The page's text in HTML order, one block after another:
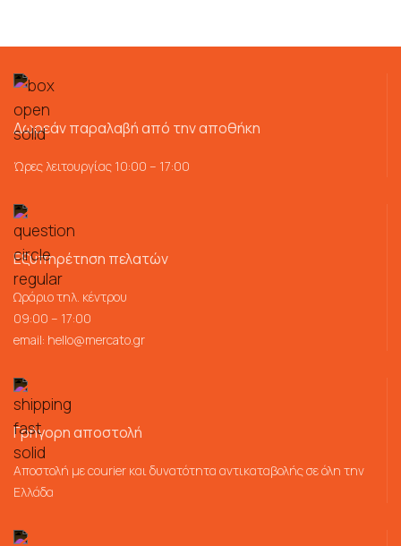
Δωρεάν παραλαβή από την αποθήκη
Ώρες λειτουργίας 10:00 – 17:00
Εξυπηρέτηση πελατών
Ωράριο τηλ. κέντρου
09:00 – 17:00
email: hello@mercato.gr
Γρήγορη αποστολή
Αποστολή με courier και δυνατότητα αντικαταβολής σε όλη την
Ελλάδα